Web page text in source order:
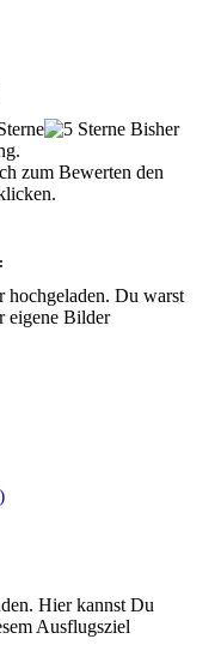
Bisher
zum Bewerten den
hochgeladen. Du warst
eigene Bilder
Hier kannst Du
Ausflugsziel